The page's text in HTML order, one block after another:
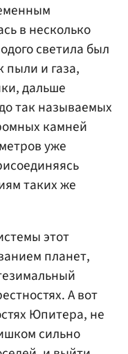
в несколько
светила был
и газа,
дальше
так называемых
камней
уже
таких же
этот
планет,
А вот
Юпитера, не
сильно